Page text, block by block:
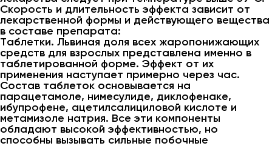
Скорость и длительность эффекта зависит от
лекарственной формы и действующего вещества
в составе препарата:
Таблетки. Львиная доля всех жаропонижающих
средств для взрослых представлена именно в
таблетированной форме. Эффект от их
применения наступает примерно через час.
Состав таблеток основывается на
парацетамоле, нимесулиде, диклофенаке,
ибупрофене, ацетилсалициловой кислоте и
метамизоле натрия. Все эти компоненты
обладают высокой эффективностью, но
способны вызывать сильные побочные